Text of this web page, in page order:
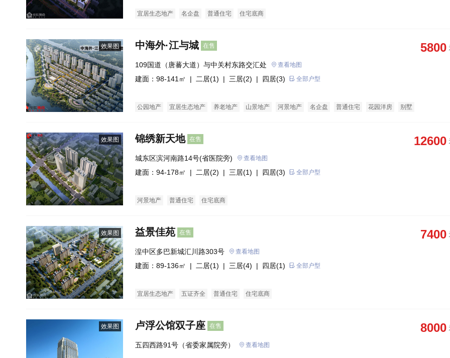
宜居生态地产 名企盘 普通住宅 住宅底商
效果图 中海外·江与城 在售 5800
109国道（唐蕃大道）与中关村东路交汇处 查看地图
建面：98-141㎡ | 二居(1) | 三居(2) | 四居(3) 全部户型
公园地产 宜居生态地产 养老地产 山景地产 河景地产 名企盘 普通住宅 花园洋房 别墅
效果图 锦绣新天地 在售 12600
城东区滨河南路14号(省医院旁) 查看地图
建面：94-178㎡ | 二居(2) | 三居(1) | 四居(3) 全部户型
河景地产 普通住宅 住宅底商
效果图 益景佳苑 在售 7400
湟中区多巴新城汇川路303号 查看地图
建面：89-136㎡ | 二居(1) | 三居(4) | 四居(1) 全部户型
宜居生态地产 五证齐全 普通住宅 住宅底商
效果图 卢浮公馆双子座 在售 8000
五四西路91号（省委家属院旁） 查看地图